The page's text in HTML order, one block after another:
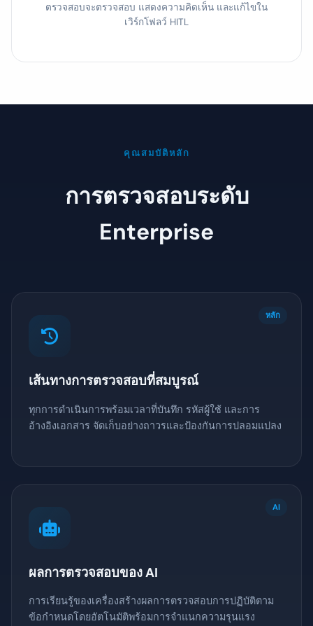
ตรวจสอบจะตรวจสอบ แสดงความคิดเห็น และแก้ไขใน
เวิร์กโฟลว์ HITL
คุณสมบัติหลัก
การตรวจสอบระดับ
Enterprise
หลัก
เส้นทางการตรวจสอบที่สมบูรณ์
ทุกการดำเนินการพร้อมเวลาที่บันทึก รหัสผู้ใช้ และการ
อ้างอิงเอกสาร จัดเก็บอย่างถาวรและป้องกันการปลอมแปลง
AI
ผลการตรวจสอบของ AI
การเรียนรู้ของเครื่องสร้างผลการตรวจสอบการปฏิบัติตาม
ข้อกำหนดโดยอัตโนมัติพร้อมการจำแนกความรุนแรง